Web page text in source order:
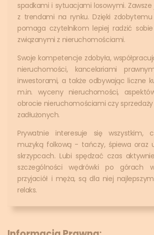
spadkami i sytuacjami losowymi.
z trendami na rynku. Dzięki zdobytemu
pomaga czytelnikom lepiej radzić
związanymi z nieruchomościami.
Swoje kompetencje zdobyła,
nieruchomości, kancelariami
inwestorami, a także odbywając liczne
m.in. wyceny nieruchomości,
obrocie nieruchomościami czy
zadłużonych.
Prywatnie interesuje się wszystkim,
muzyką folkową - tańczy, śpiewa oraz
skrzypcach. Lubi spędzać czas
szczególności wędrówki po górach
przyjaciół i męża, są dla niej
relaks.